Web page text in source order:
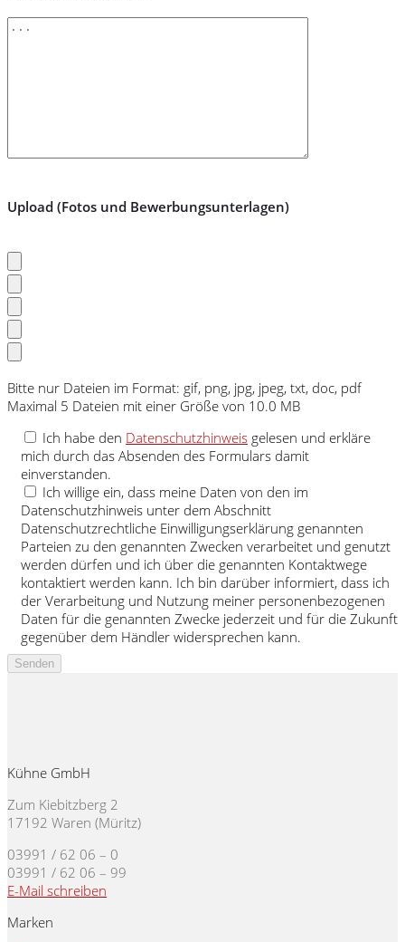
Upload (Fotos und Bewerbungsunterlagen)
Bitte nur Dateien im Format: gif, png, jpg, jpeg, txt, doc, pdf
Maximal 5 Dateien mit einer Größe von 10.0 MB
Ich habe den Datenschutzhinweis gelesen und erkläre
mich durch das Absenden des Formulars damit
einverstanden.
Ich willige ein, dass meine Daten von den im
Datenschutzhinweis unter dem Abschnitt
Datenschutzrechtliche Einwilligungserklärung genannten
Parteien zu den genannten Zwecken verarbeitet und genutzt
werden dürfen und ich über die genannten Kontaktwege
kontaktiert werden kann. Ich bin darüber informiert, dass ich
der Verarbeitung und Nutzung meiner personenbezogenen
Daten für die genannten Zwecke jederzeit und für die Zukunft
gegenüber dem Händler widersprechen kann.
Kühne GmbH
Zum Kiebitzberg 2
17192 Waren (Müritz)
03991 / 62 06 – 0
03991 / 62 06 – 99
E-Mail schreiben
Marken